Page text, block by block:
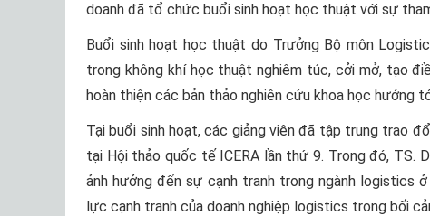
doanh đã tổ chức buổi sinh hoạt học thuật với sự
Buổi sinh hoạt học thuật do Trưởng Bộ môn
trong không khí học thuật nghiêm túc, cởi mở, tạo
hoàn thiện các bản thảo nghiên cứu khoa học hướng
Tại buổi sinh hoạt, các giảng viên đã tập trung trao
tại Hội thảo quốc tế ICERA lần thứ 9. Trong đó, TS.
ảnh hưởng đến sự cạnh tranh trong ngành logistics
lực cạnh tranh của doanh nghiệp logistics trong bối